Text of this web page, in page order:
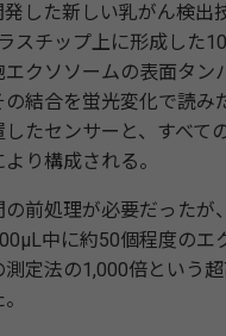
した新しい乳がん検出
スチップ上に形成した
クソソームの表⾯タン
結合を蛍光変化で読み
たセンサーと、すべて
り構成される。
前処理が必要だったが、
中に約50個程度のエ
定法の1,000倍という